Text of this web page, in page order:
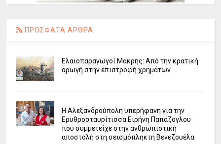
ΠΡΟΣΦΑΤΑ ΑΡΘΡΑ
Ελαιοπαραγωγοί Μάκρης: Από την κρατική
αρωγή στην επιστροφή χρημάτων
Η Αλεξανδρούπολη υπερήφανη για την
Ερυθροσταυρίτισσα Ειρήνη Παπάζογλου
που συμμετείχε στην ανθρωπιστική
αποστολή στη σεισμόπληκτη Βενεζουέλα